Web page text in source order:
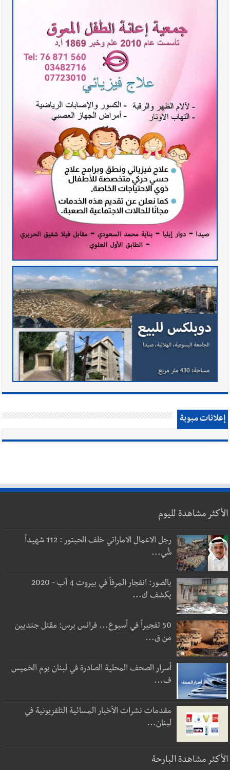
إعلانات مبوبة
الأكثر مشاهدة لليوم
رجل الاعمال الاماراتي خلف الحبتور : 112 شهيداً
شُي...
بالصور: انفجار المرفأ في بيروت 4 آب - 2020
يكشف ك...
50 تفجيراً في أسبوع... فرانس برس: مقتل جنديين
من ق...
أسرار الصحف المحلية الصادرة في لبنان يوم الخميس
ف...
مقدمات نشرات الأخبار المسائية التلفزيونية في
لبنان...
الأكثر مشاهدة البارحة